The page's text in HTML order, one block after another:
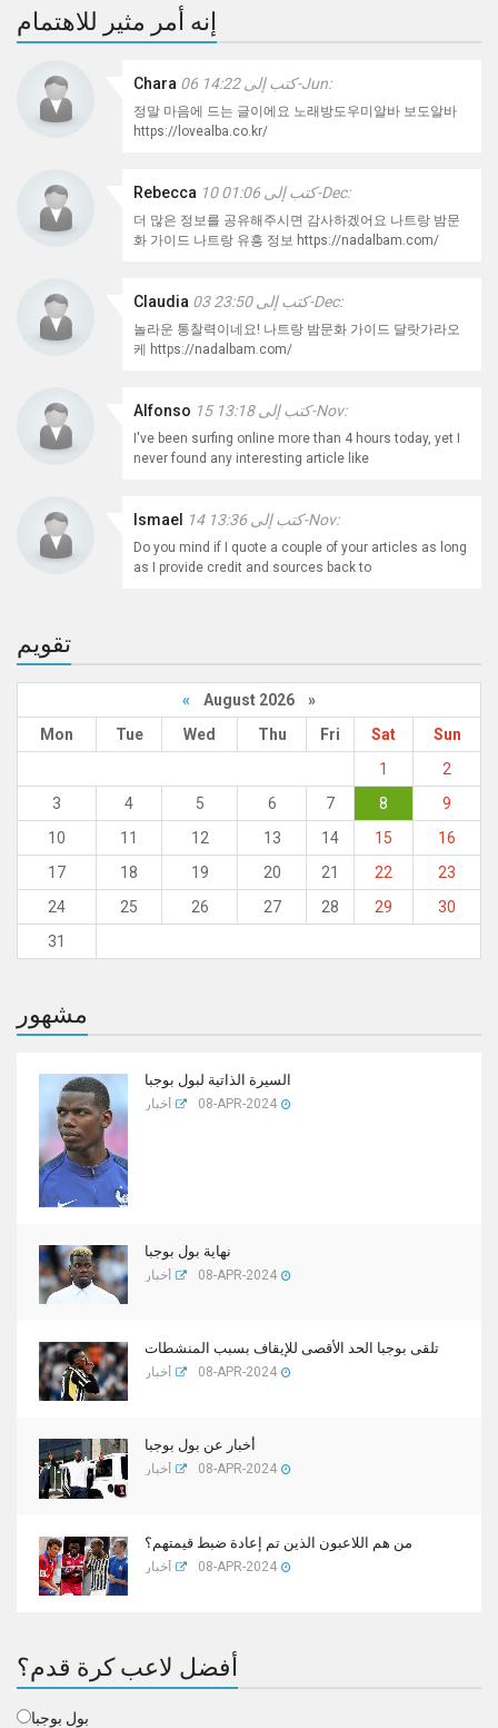
إنه أمر مثير للاهتمام
Chara كتب إلى 14:22 06-Jun:
정말 마음에 드는 글이에요 노래방도우미알바 보도알바
https://lovealba.co.kr/
Rebecca كتب إلى 01:06 10-Dec:
더 많은 정보를 공유해주시면 감사하겠어요 나트랑 밤문
화 가이드 나트랑 유흥 정보 https://nadalbam.com/
Claudia كتب إلى 23:50 03-Dec:
놀라운 통찰력이네요! 나트랑 밤문화 가이드 달랏가라오
케 https://nadalbam.com/
Alfonso كتب إلى 13:18 15-Nov:
I've been surfing online more than 4 hours today, yet I
never found any interesting article like
Ismael كتب إلى 13:36 14-Nov:
Do you mind if I quote a couple of your articles as long
as I provide credit and sources back to
تقويم
« August 2026 »
Mon
Tue Wed Thu Fri Sat
Sun
1
2
3
4 5 6 7 8
9
10
11 12 13 14 15
16
17
18 19 20 21 22
23
24
25 26 27 28 29
30
31
مشهور
السيرة الذاتية لبول بوجبا
أخبار 08-APR-2024
نهاية بول بوجبا
أخبار 08-APR-2024
تلقى بوجبا الحد الأقصى للإيقاف بسبب المنشطات
أخبار 08-APR-2024
أخبار عن بول بوجبا
أخبار 08-APR-2024
من هم اللاعبون الذين تم إعادة ضبط قيمتهم؟
أخبار 08-APR-2024
أفضل لاعب كرة قدم؟
بول بوجبا